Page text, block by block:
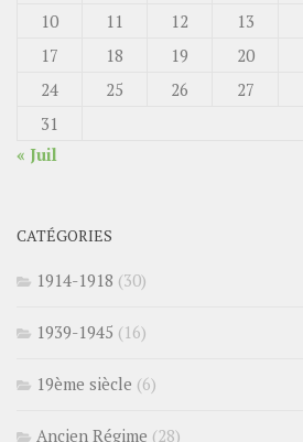
10
11 12 13
17
18 19 20
24
25 26 27
31
« Juil
CATÉGORIES
1914-1918 (30)
1939-1945 (16)
19ème siècle (6)
Ancien Régime (28)